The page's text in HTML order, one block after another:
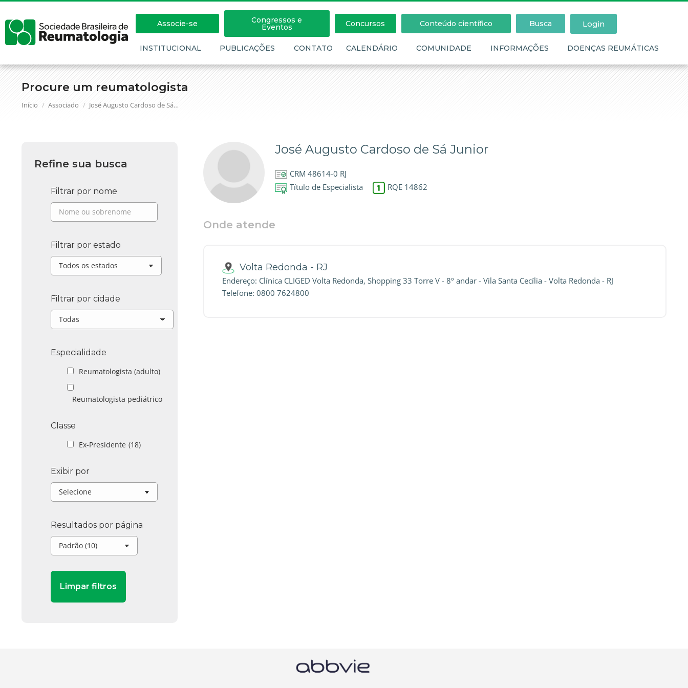
Procure um reumatologista
Você está aqui:
Início Associado José Augusto Cardoso de Sá…
Associe-se Congressos e
Eventos Concursos Conteúdo científico Busca Login
INSTITUCIONAL PUBLICAÇÕES CONTATO CALENDÁRIO COMUNIDADE INFORMAÇÕES DOENÇAS REUMÁTICAS
José Augusto Cardoso de Sá Junior
CRM 48614-0 RJ
Título de Especialista
RQE 14862
Onde atende
Volta Redonda - RJ
Endereço: Clínica CLIGED Volta Redonda, Shopping 33 Torre V - 8º andar - Vila Santa Cecília - Volta Redonda - RJ
Telefone: 0800 7624800
Refine sua busca
Filtrar por nome
Filtrar por estado
Filtrar por cidade
Especialidade
Reumatologista (adulto)
Reumatologista pediátrico
Classe
Ex-Presidente (18)
Exibir por
Resultados por página